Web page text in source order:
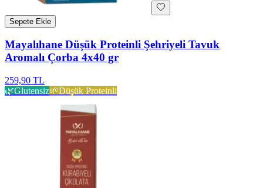
Sepete Ekle
Mayalıhane Düşük Proteinli Şehriyeli Tavuk
Aromalı Çorba 4x40 gr
259,90 TL
🌿Glutensiz🌱Düşük Proteinli